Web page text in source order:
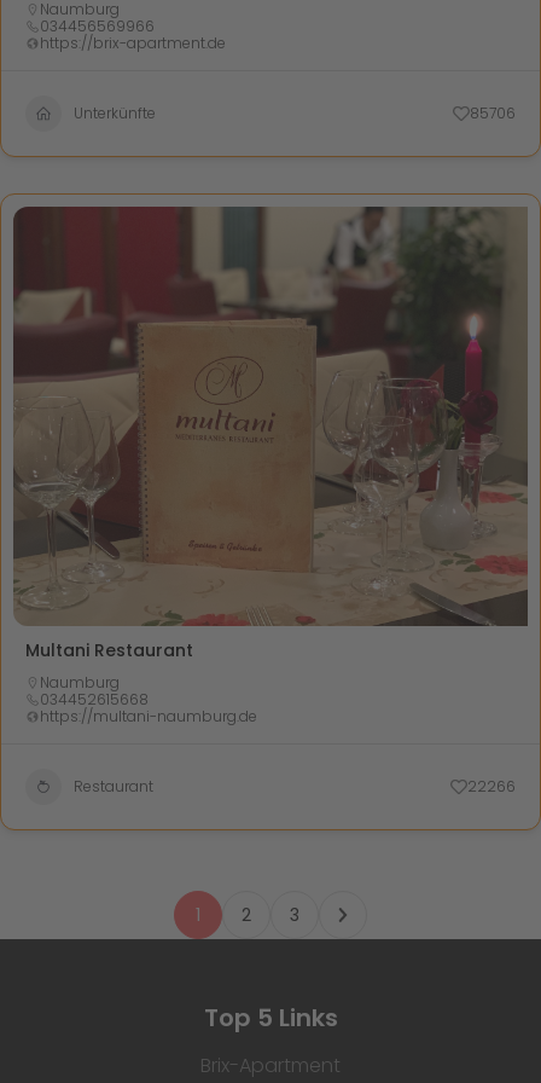
Naumburg
034456569966
https://brix-apartment.de
Unterkünfte 85706
Multani Restaurant
Naumburg
034452615668
https://multani-naumburg.de
Restaurant 22266
1 2 3
Top 5 Links
Brix-Apartment